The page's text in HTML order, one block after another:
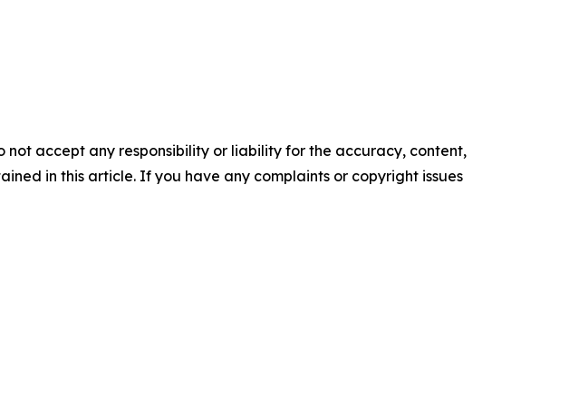
not accept any responsibility or liability for the accuracy, content,
in this article. If you have any complaints or copyright issues